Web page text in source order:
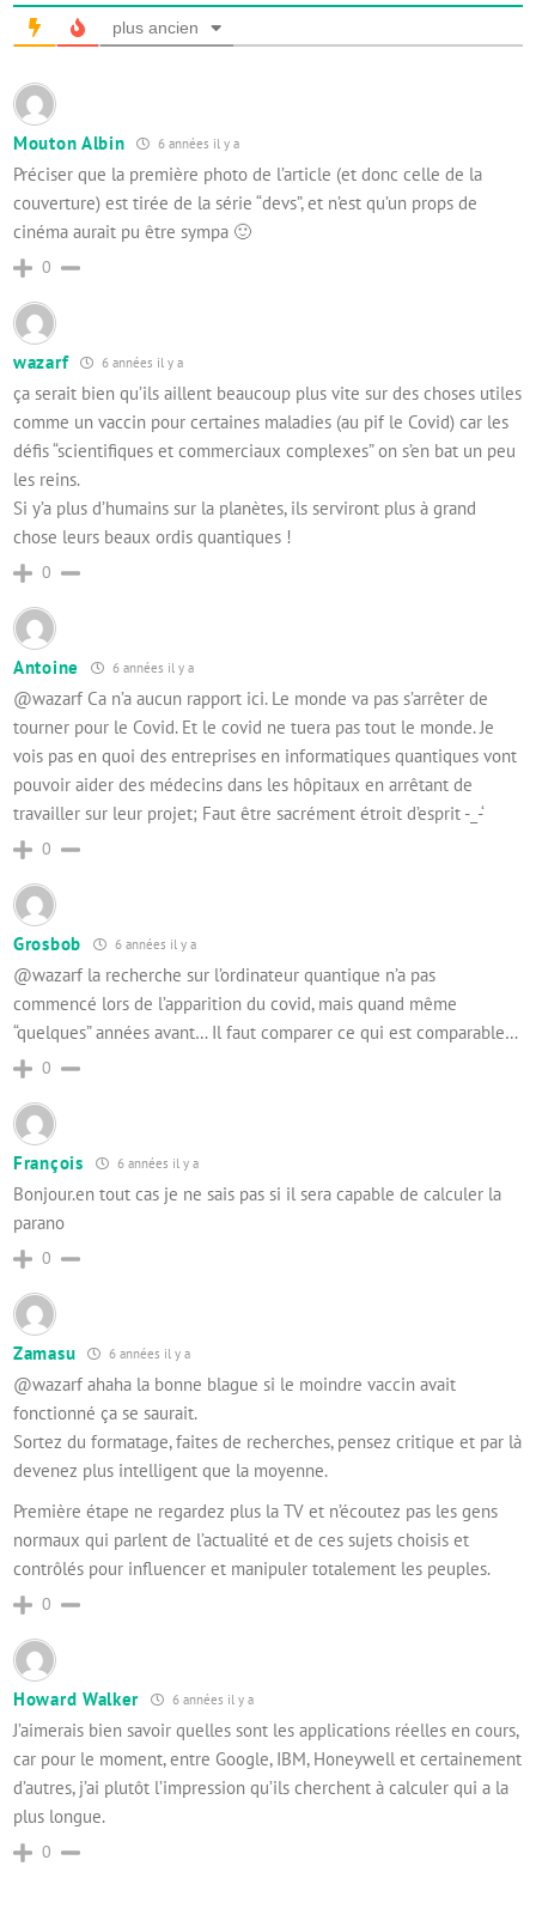
plus ancien
Mouton Albin 6 années il y a
Préciser que la première photo de l’article (et donc celle de la
couverture) est tirée de la série “devs”, et n’est qu’un props de
cinéma aurait pu être sympa 🙂
0
wazarf 6 années il y a
ça serait bien qu’ils aillent beaucoup plus vite sur des choses utiles
comme un vaccin pour certaines maladies (au pif le Covid) car les
défis “scientifiques et commerciaux complexes” on s’en bat un peu
les reins.
Si y’a plus d’humains sur la planètes, ils serviront plus à grand
chose leurs beaux ordis quantiques !
0
Antoine 6 années il y a
@wazarf Ca n’a aucun rapport ici. Le monde va pas s’arrêter de
tourner pour le Covid. Et le covid ne tuera pas tout le monde. Je
vois pas en quoi des entreprises en informatiques quantiques vont
pouvoir aider des médecins dans les hôpitaux en arrêtant de
travailler sur leur projet; Faut être sacrément étroit d’esprit -_-‘
0
Grosbob 6 années il y a
@wazarf la recherche sur l’ordinateur quantique n’a pas
commencé lors de l’apparition du covid, mais quand même
“quelques” années avant… Il faut comparer ce qui est comparable…
0
François 6 années il y a
Bonjour.en tout cas je ne sais pas si il sera capable de calculer la
parano
0
Zamasu 6 années il y a
@wazarf ahaha la bonne blague si le moindre vaccin avait
fonctionné ça se saurait.
Sortez du formatage, faites de recherches, pensez critique et par là
devenez plus intelligent que la moyenne.
Première étape ne regardez plus la TV et n’écoutez pas les gens
normaux qui parlent de l’actualité et de ces sujets choisis et
contrôlés pour influencer et manipuler totalement les peuples.
0
Howard Walker 6 années il y a
J’aimerais bien savoir quelles sont les applications réelles en cours,
car pour le moment, entre Google, IBM, Honeywell et certainement
d’autres, j’ai plutôt l’impression qu’ils cherchent à calculer qui a la
plus longue.
0